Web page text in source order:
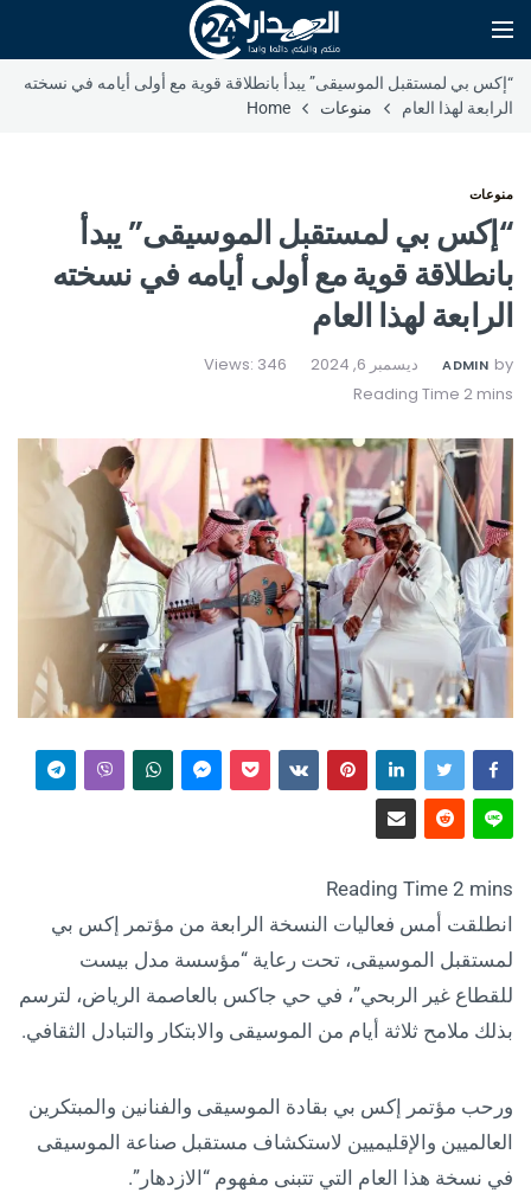
“إكس بي لمستقبل الموسيقى” يبدأ بانطلاقة قوية مع أولى أيامه في نسخته
الرابعة لهذا العام
منوعات Home
منوعات
“إكس بي لمستقبل الموسيقى” يبدأ
بانطلاقة قوية مع أولى أيامه في نسخته
الرابعة لهذا العام
by
ADMIN ديسمبر 6, 2024 Views: 346
انطلقت أمس فعاليات النسخة الرابعة من مؤتمر إكس بي
لمستقبل الموسيقى، تحت رعاية “مؤسسة مدل بيست
للقطاع غير الربحي”، في حي جاكس بالعاصمة الرياض، لترسم
بذلك ملامح ثلاثة أيام من الموسيقى والابتكار والتبادل الثقافي.
ورحب مؤتمر إكس بي بقادة الموسيقى والفنانين والمبتكرين
العالميين والإقليميين لاستكشاف مستقبل صناعة الموسيقى
في نسخة هذا العام التي تتبنى مفهوم “الازدهار”.